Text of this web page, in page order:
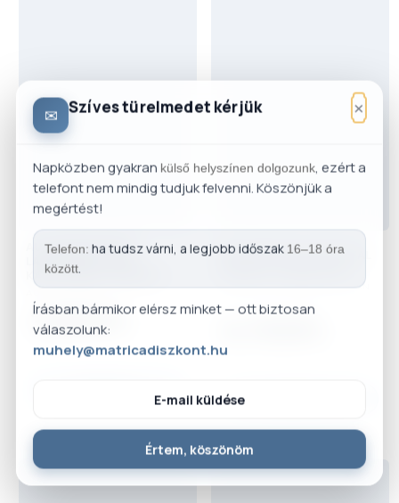
AUTÓFÉNYSZÓRÓ
LÁMPABÚRA FÓLIA
KAVICSVÉDŐ TÖBBFÉLE
3,890Ft.
FESTŐSABLON TÉGLAFAL
EGYEDI KÍVÁNSÁGOD ALAPJÁN
✉ Szíves türelmedet kérjük ×
Napközben gyakran külső helyszínen dolgozunk, ezért a
telefont nem mindig tudjuk felvenni. Köszönjük a
megértést!
Telefon: ha tudsz várni, a legjobb időszak 16–18 óra
között.
Írásban bármikor elérsz minket — ott biztosan
válaszolunk:
muhely@matricadiszkont.hu
E-mail küldése
Értem, köszönöm